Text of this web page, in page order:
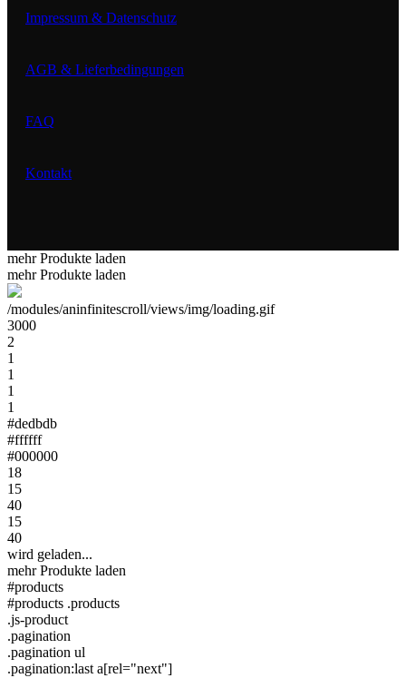
Impressum & Datenschutz
AGB & Lieferbedingungen
FAQ
Kontakt
mehr Produkte laden
mehr Produkte laden
/modules/aninfinitescroll/views/img/loading.gif
3000
2
1
1
1
1
#dedbdb
#ffffff
#000000
18
15
40
15
40
wird geladen...
mehr Produkte laden
#products
#products .products
.js-product
.pagination
.pagination ul
.pagination:last a[rel="next"]